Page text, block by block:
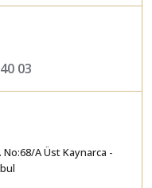
03
A Üst Kaynarca -